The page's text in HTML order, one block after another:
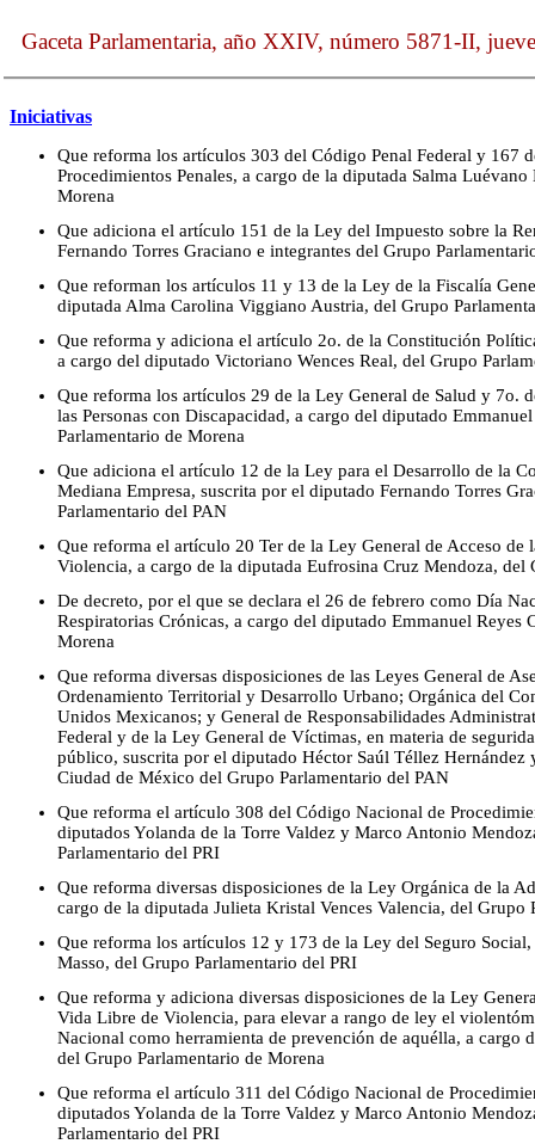
Gaceta Parlamentaria, año XXIV, número 5871-II,
Iniciativas
Que reforma los artículos 303 del Código Penal Federal y 167
Procedimientos Penales, a cargo de la diputada Salma
Morena
Que adiciona el artículo 151 de la Ley del Impuesto sobre la
Fernando Torres Graciano e integrantes del Grupo
Que reforman los artículos 11 y 13 de la Ley de la Fiscalía
diputada Alma Carolina Viggiano Austria, del Grupo
Que reforma y adiciona el artículo 2o. de la Constitución
a cargo del diputado Victoriano Wences Real, del Grupo
Que reforma los artículos 29 de la Ley General de Salud y 7o.
las Personas con Discapacidad, a cargo del diputado
Parlamentario de Morena
Que adiciona el artículo 12 de la Ley para el Desarrollo de la
Mediana Empresa, suscrita por el diputado Fernando Torres
Parlamentario del PAN
Que reforma el artículo 20 Ter de la Ley General de Acceso de
Violencia, a cargo de la diputada Eufrosina Cruz Mendoza, del
De decreto, por el que se declara el 26 de febrero como Día
Respiratorias Crónicas, a cargo del diputado Emmanuel Reyes
Morena
Que reforma diversas disposiciones de las Leyes General de
Ordenamiento Territorial y Desarrollo Urbano; Orgánica del
Unidos Mexicanos; y General de Responsabilidades
Federal y de la Ley General de Víctimas, en materia de
público, suscrita por el diputado Héctor Saúl Téllez Hernández
Ciudad de México del Grupo Parlamentario del PAN
Que reforma el artículo 308 del Código Nacional de
diputados Yolanda de la Torre Valdez y Marco Antonio
Parlamentario del PRI
Que reforma diversas disposiciones de la Ley Orgánica de la
cargo de la diputada Julieta Kristal Vences Valencia, del Grupo
Que reforma los artículos 12 y 173 de la Ley del Seguro
Masso, del Grupo Parlamentario del PRI
Que reforma y adiciona diversas disposiciones de la Ley
Vida Libre de Violencia, para elevar a rango de ley el
Nacional como herramienta de prevención de aquélla, a cargo
del Grupo Parlamentario de Morena
Que reforma el artículo 311 del Código Nacional de
diputados Yolanda de la Torre Valdez y Marco Antonio
Parlamentario del PRI